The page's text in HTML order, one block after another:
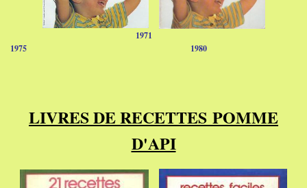
1971
1975 1980
LIVRES DE RECETTES POMME
D'API